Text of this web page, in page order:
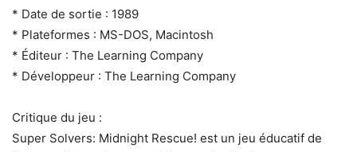
* Date de sortie : 1989
* Plateformes : MS-DOS, Macintosh
* Éditeur : The Learning Company
* Développeur : The Learning Company
Critique du jeu :
Super Solvers: Midnight Rescue! est un jeu éducatif de